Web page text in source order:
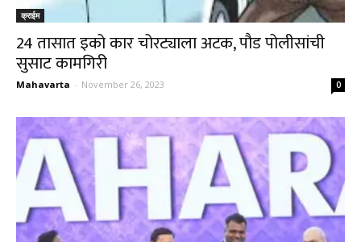
क्राईम
24 तासात इको कार चोरट्याला अटक, पौड पोलीसांची
सुसाट कामगिरी
Mahavarta - November 26, 2023 0